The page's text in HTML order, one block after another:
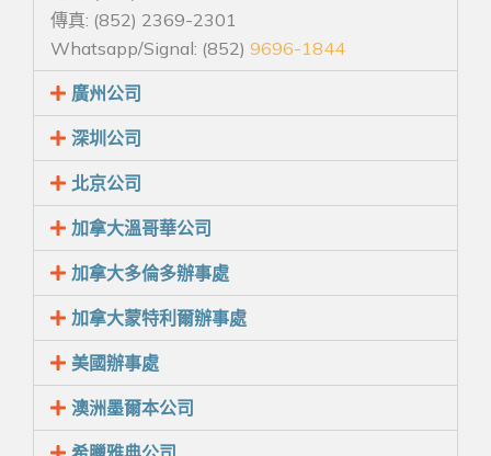
傳真: (852) 2369-2301
Whatsapp/Signal: (852) 9696-1844
廣州公司
深圳公司
北京公司
加拿大溫哥華公司
加拿大多倫多辦事處
加拿大蒙特利爾辦事處
美國辦事處
澳洲墨爾本公司